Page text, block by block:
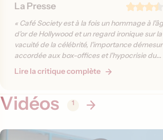
La Presse
« Café Society est à la fois un hommage à
d'or de Hollywood et un regard ironique sur la
vacuité de la célébrité, l'importance
accordée aux box-offices et l'hypocrisie du
milieu du show-business - qui vaut pour hier
comme pour aujourd'hui. »
Lire la critique complète
Vidéos 1